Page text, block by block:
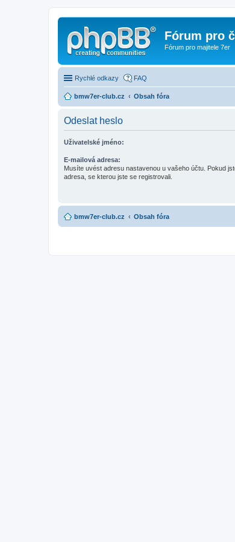
Fórum pro
Fórum pro majitele 7er
Rychlé odkazy FAQ
bmw7er-club.cz Obsah fóra
Odeslat heslo
Uživatelské jméno:
E-mailová adresa:
Musíte uvést adresu nastavenou u vašeho účtu. Pokud
adresa, se kterou jste se registrovali.
bmw7er-club.cz Obsah fóra